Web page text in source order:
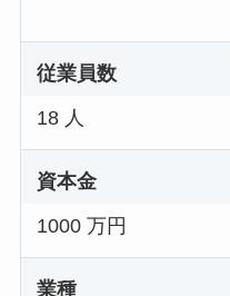
従業員数
18 人
資本金
1000 万円
業種